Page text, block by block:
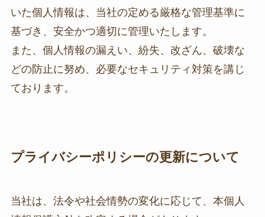
いた個人情報は、当社の定める厳格な管理基準に
基づき、安全かつ適切に管理いたします。
また、個人情報の漏えい、紛失、改ざん、破壊な
どの防止に努め、必要なセキュリティ対策を講じ
ております。
プライバシーポリシーの更新について
当社は、法令や社会情勢の変化に応じて、本個人